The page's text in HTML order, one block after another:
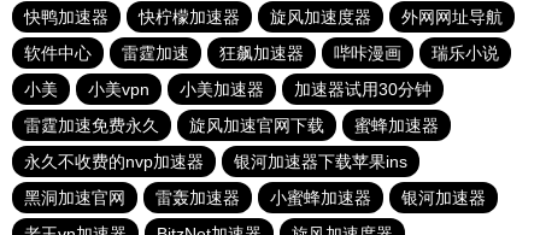
快鸭加速器
快柠檬加速器 旋风加速度器
外网网址导航
软件中心
雷霆加速 狂飙加速器 哔咔漫画
瑞乐小说
小美
小美vpn 小美加速器
加速器试用30分钟
雷霆加速免费永久
旋风加速官网下载
蜜蜂加速器
永久不收费的nvp加速器
银河加速器下载苹果ins
黑洞加速官网
雷轰加速器 小蜜蜂加速器
银河加速器